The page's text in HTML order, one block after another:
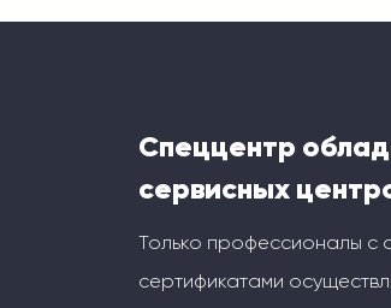
Спеццентр
сервисных
Только профессионалы с
сертификатами